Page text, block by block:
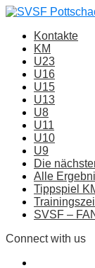
Kontakte
KM
U23
U16
U15
U13
U8
U11
U10
U9
Die
Alle
Tippspiel
SVSF –
Connect with us